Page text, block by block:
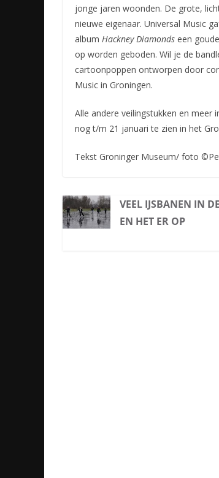
jonge jaren woonden. De grote,
nieuwe eigenaar. Universal Music
album Hackney Diamonds een
op worden geboden. Wil je de
cartoonpoppen ontworpen door
Music in Groningen.
Alle andere veilingstukken en meer
nog t/m 21 januari te zien in het
Tekst Groninger Museum/ foto
VEEL IJSBANEN IN
EN HET ER OP